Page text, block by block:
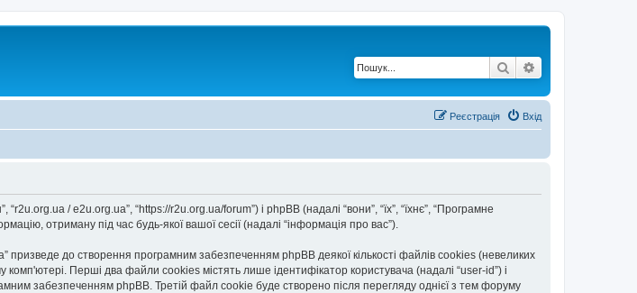
Пошук
Вхід
Реєстрація
/ e2u.org.ua”, “https://r2u.org.ua/forum”) і phpBB (надалі “вони”, “їх”, “їхнє”, “Програмне
отриману під час будь-якої вашої сесії (надалі “інформація про вас”).
до створення програмним забезпеченням phpBB деякої кількості файлів cookies (невеликих
Перші два файли cookies містять лише ідентифікатор користувача (надалі “user-id”) і
забезпеченням phpBB. Третій файл cookie буде створено після перегляду однієї з тем форуму